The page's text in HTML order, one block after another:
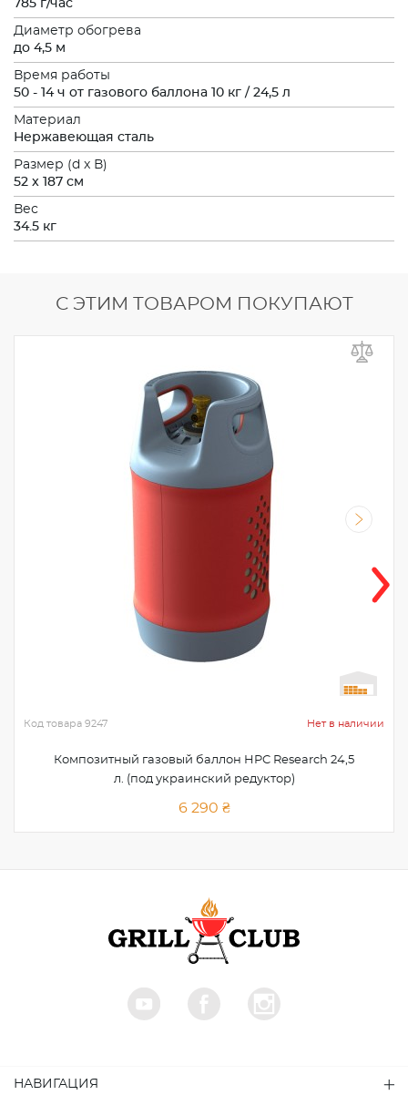
785 г/час
Диаметр обогрева
до 4,5 м
Время работы
50 - 14 ч от газового баллона 10 кг / 24,5 л
Материал
Нержавеющая сталь
Размер (d x В)
52 x 187 см
Вес
34.5 кг
С ЭТИМ ТОВАРОМ ПОКУПАЮТ
Код товара 9247 Нет в наличии
Композитный газовый баллон HPC Research 24,5
л. (под украинский редуктор)
6 290 ₴
НАВИГАЦИЯ